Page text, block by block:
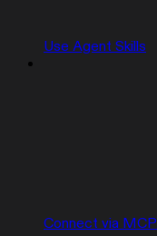
Use Agent Skills
Connect via MCP